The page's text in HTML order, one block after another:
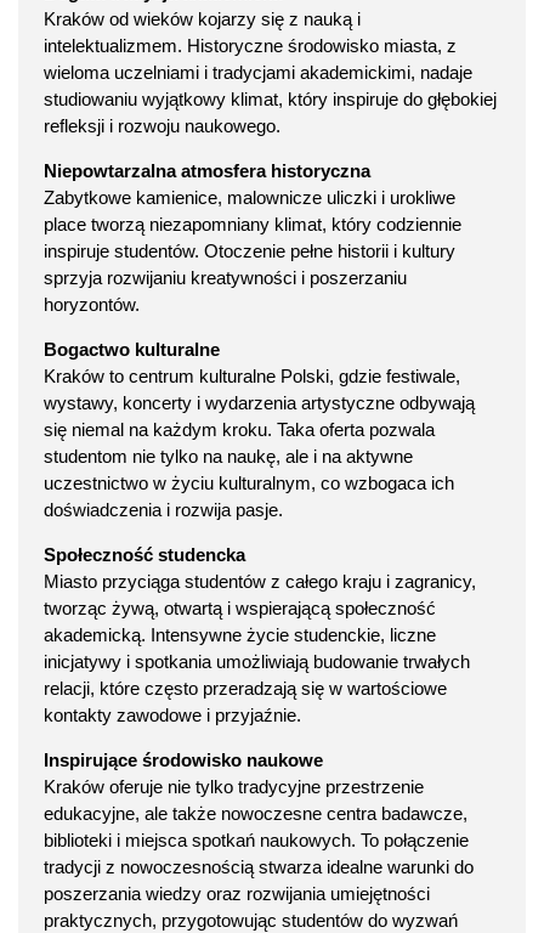
Kraków od wieków kojarzy się z nauką i
intelektualizmem. Historyczne środowisko miasta, z
wieloma uczelniami i tradycjami akademickimi, nadaje
studiowaniu wyjątkowy klimat, który inspiruje do głębokiej
refleksji i rozwoju naukowego.
Niepowtarzalna atmosfera historyczna
Zabytkowe kamienice, malownicze uliczki i urokliwe
place tworzą niezapomniany klimat, który codziennie
inspiruje studentów. Otoczenie pełne historii i kultury
sprzyja rozwijaniu kreatywności i poszerzaniu
horyzontów.
Bogactwo kulturalne
Kraków to centrum kulturalne Polski, gdzie festiwale,
wystawy, koncerty i wydarzenia artystyczne odbywają
się niemal na każdym kroku. Taka oferta pozwala
studentom nie tylko na naukę, ale i na aktywne
uczestnictwo w życiu kulturalnym, co wzbogaca ich
doświadczenia i rozwija pasje.
Społeczność studencka
Miasto przyciąga studentów z całego kraju i zagranicy,
tworząc żywą, otwartą i wspierającą społeczność
akademicką. Intensywne życie studenckie, liczne
inicjatywy i spotkania umożliwiają budowanie trwałych
relacji, które często przeradzają się w wartościowe
kontakty zawodowe i przyjaźnie.
Inspirujące środowisko naukowe
Kraków oferuje nie tylko tradycyjne przestrzenie
edukacyjne, ale także nowoczesne centra badawcze,
biblioteki i miejsca spotkań naukowych. To połączenie
tradycji z nowoczesnością stwarza idealne warunki do
poszerzania wiedzy oraz rozwijania umiejętności
praktycznych, przygotowując studentów do wyzwań